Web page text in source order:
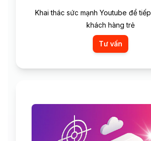
Khai thác sức mạnh Youtube để
khách hàng trẻ
Tư vấn